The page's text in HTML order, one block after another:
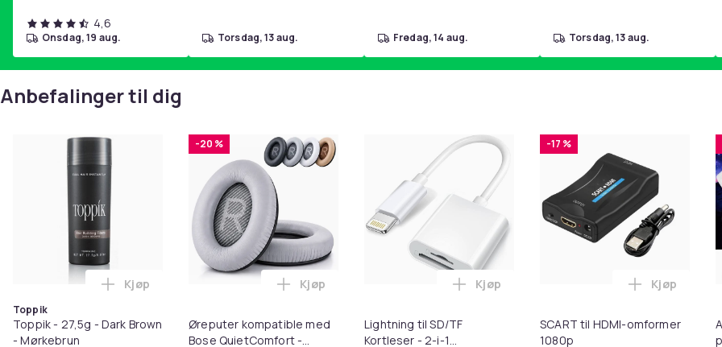
4,6
onsdag, 19 aug. torsdag, 13 aug. fredag, 14 aug. torsdag, 13 aug.
Anbefalinger til dig
Toppik
Toppik - 27,5g - Dark Brown
- Mørkebrun
Legg Toppik - 27,5g - Dark Brown - Mørkebrun i handlekurven
Kjøp
-20 %
Øreputer kompatible med
Bose QuietComfort -
Legg Øreputer kompatible med Bose QuietComfort - QC35/QC25/QC15/
Kjøp
Lightning til SD/TF
Kortleser - 2-i-1
Legg Lightning til SD/TF Kortleser - 2-i-1
Kjøp
-17 %
SCART til HDMI-omformer
1080p
Legg
Kjøp